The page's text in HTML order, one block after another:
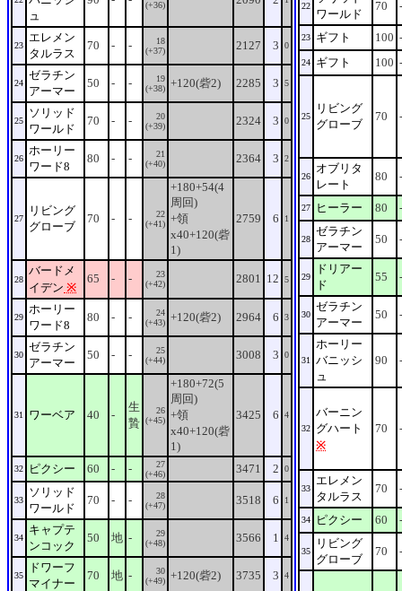
ュ
(+36)
23
エレメン
タルラス
70 - -
18
(+37)
2127 3 0
24
ゼラチン
アーマー
50 - -
19
(+38) +120(砦2) 2285 3 5
25
ソリッド
ワールド
70 - -
20
(+39)
2324 3 0
26
ホーリー
ワード8
80 - -
21
(+40)
2364 3 2
27
リビング
グローブ
70 - -
22
(+41)
+180+54(4
周回)
+領
x40+120(砦
1)
2759 6 1
28
バードメ
イデン ※
65 - -
23
(+42)
2801 12 5
29
ホーリー
ワード8
80 - -
24
(+43) +120(砦2) 2964 6 3
30
ゼラチン
アーマー
50 - -
25
(+44)
3008 3 0
31 ワーベア 40 -
生
贄
26
(+45)
+180+72(5
周回)
+領
x40+120(砦
1)
3425 6 4
32 ピクシー 60 - -
27
(+46)
3471 2 0
33
ソリッド
ワールド
70 - -
28
(+47)
3518 6 1
34
キャプテ
ンコック
50 地 -
29
(+48)
3566 1 4
35
ドワーフ
マイナー
70 地 -
30
(+49) +120(砦2) 3735 3 4
22
ワールド
70 -
23 ギフト 100 -
24 ギフト 100 -
25
リビング
グローブ
70 -
26
オブリタ
レート
80 -
27 ヒーラー 80 -
28
ゼラチン
アーマー
50 -
29
ドリアー
ド
55 -
30
ゼラチン
アーマー
50 -
31
ホーリー
バニッシ
ュ
90 -
32
バーニン
グハート
※
70 -
33
エレメン
タルラス
70 -
34 ピクシー 60 -
35
リビング
グローブ
70 -